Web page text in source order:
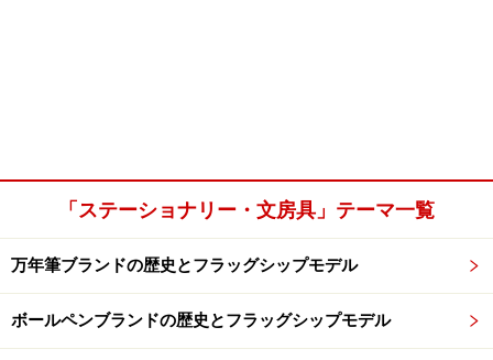
「ステーショナリー・文房具」テーマ一覧
万年筆ブランドの歴史とフラッグシップモデル
ボールペンブランドの歴史とフラッグシップモデル